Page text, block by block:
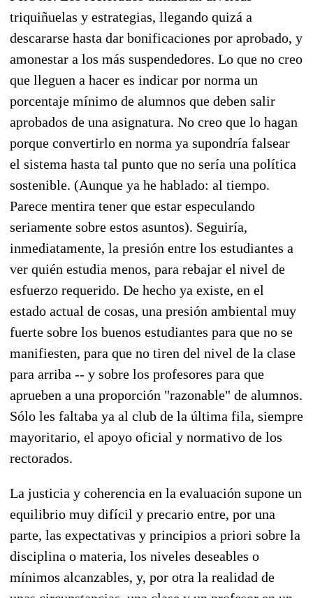
triquiñuelas y estrategias, llegando quizá a
descararse hasta dar bonificaciones por aprobado, y
amonestar a los más suspendedores. Lo que no creo
que lleguen a hacer es indicar por norma un
porcentaje mínimo de alumnos que deben salir
aprobados de una asignatura. No creo que lo hagan
porque convertirlo en norma ya supondría falsear
el sistema hasta tal punto que no sería una política
sostenible. (Aunque ya he hablado: al tiempo.
Parece mentira tener que estar especulando
seriamente sobre estos asuntos). Seguiría,
inmediatamente, la presión entre los estudiantes a
ver quién estudia menos, para rebajar el nivel de
esfuerzo requerido. De hecho ya existe, en el
estado actual de cosas, una presión ambiental muy
fuerte sobre los buenos estudiantes para que no se
manifiesten, para que no tiren del nivel de la clase
para arriba -- y sobre los profesores para que
aprueben a una proporción "razonable" de alumnos.
Sólo les faltaba ya al club de la última fila, siempre
mayoritario, el apoyo oficial y normativo de los
rectorados.
La justicia y coherencia en la evaluación supone un
equilibrio muy difícil y precario entre, por una
parte, las expectativas y principios a priori sobre la
disciplina o materia, los niveles deseables o
mínimos alcanzables, y, por otra la realidad de